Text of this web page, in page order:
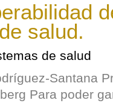
salud.
de salud
Santana
Para poder